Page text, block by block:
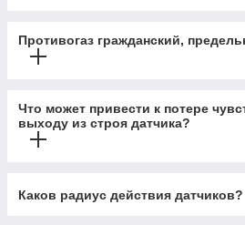
Противогаз гражданский,
Что может привести к потере
выходу из строя датчика?
Каков радиус действия датчиков?